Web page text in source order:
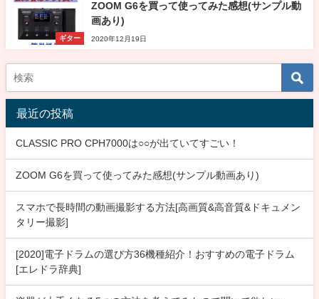
ギター
ZOOM G6を買って使ってみた感想(サンプル動
画あり)
2020年12月19日
最近の投稿
CLASSIC PRO CPH7000は○○が出ていてすごい！
ZOOM G6を買って使ってみた感想(サンプル動画あり)
スマホで長時間の動画撮影する方法[高画質&高音質&ドキュメン
タリー撮影]
[2020]電子ドラムの選び方36機種紹介！おすすめの電子ドラム
[エレドラ辞典]